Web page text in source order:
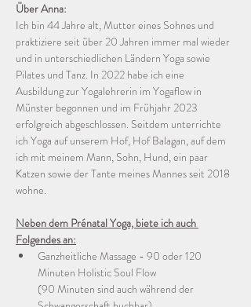
Über Anna:
Ich bin 44 Jahre alt, Mutter eines Sohnes und
praktiziere seit über 20 Jahren immer mal wieder
und in unterschiedlichen Ländern Yoga sowie
Pilates und Tanz. In 2022 habe ich eine
Ausbildung zur Yogalehrerin im Yogaflow in
Münster begonnen und im Frühjahr 2023
erfolgreich abgeschlossen. Seitdem unterrichte
ich Yoga auf unserem Hof, Hof Balagan, auf dem
ich mit meinem Mann, Sohn, Hund, ein paar
Katzen sowie der Tante meines Mannes seit 2018
wohne.
Neben dem Prénatal Yoga, biete ich auch
Folgendes an:
Ganzheitliche Massage - 90 oder 120
Minuten Holistic Soul Flow
(90 Minuten sind auch während der